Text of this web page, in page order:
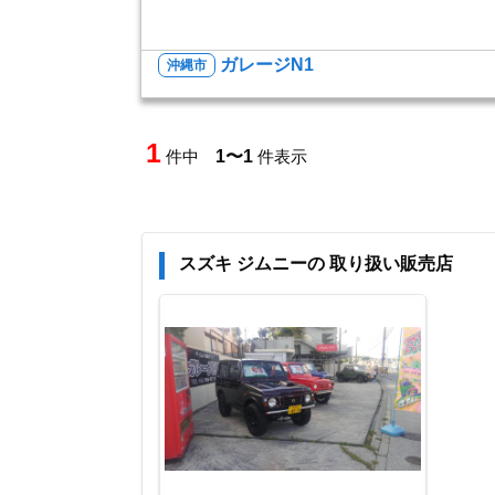
沖縄市 ガレージN1
1 件中 1〜1 件表示
スズキ ジムニーの 取り扱い販売店